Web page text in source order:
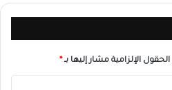
الحقول الإلزامية مشار إليها بـ*